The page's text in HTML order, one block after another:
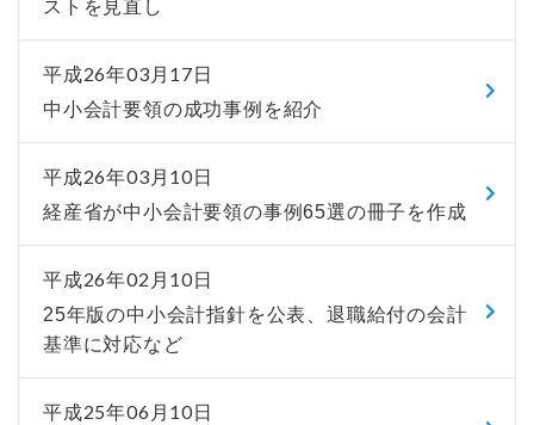
ストを見直し
平成26年03月17日
中小会計要領の成功事例を紹介
平成26年03月10日
経産省が中小会計要領の事例65選の冊子を作成
平成26年02月10日
25年版の中小会計指針を公表、退職給付の会計
基準に対応など
平成25年06月10日